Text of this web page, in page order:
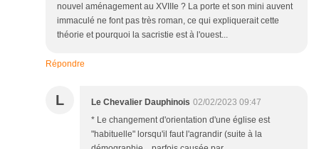
nouvel aménagement au XVIIIe ? La porte et son mini auvent
immaculé ne font pas très roman, ce qui expliquerait cette
théorie et pourquoi la sacristie est à l'ouest...
Répondre
L Le Chevalier Dauphinois 02/02/2023 09:47
* Le changement d'orientation d'une église est
"habituelle" lorsqu'il faut l'agrandir (suite à la